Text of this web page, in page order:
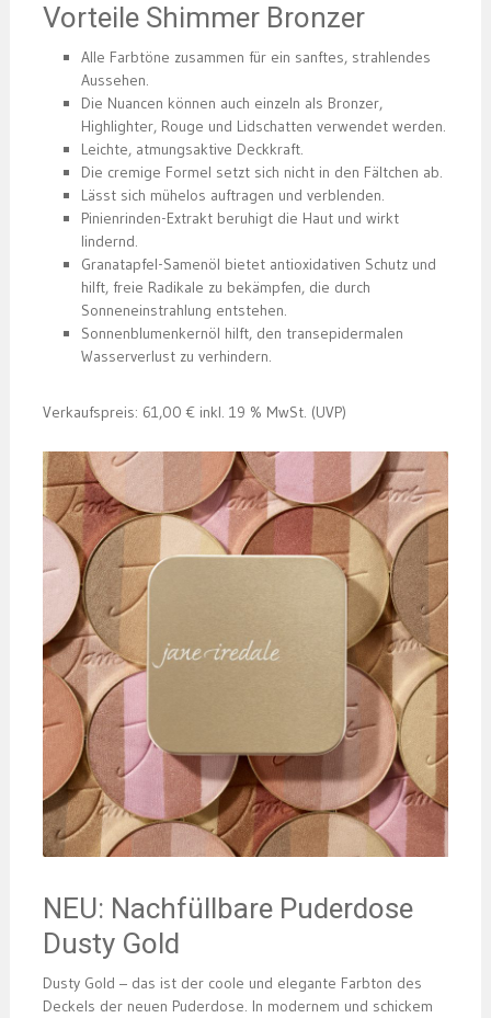
Vorteile Shimmer Bronzer
Alle Farbtöne zusammen für ein sanftes, strahlendes
Aussehen.
Die Nuancen können auch einzeln als Bronzer,
Highlighter, Rouge und Lidschatten verwendet werden.
Leichte, atmungsaktive Deckkraft.
Die cremige Formel setzt sich nicht in den Fältchen ab.
Lässt sich mühelos auftragen und verblenden.
Pinienrinden-Extrakt beruhigt die Haut und wirkt
lindernd.
Granatapfel-Samenöl bietet antioxidativen Schutz und
hilft, freie Radikale zu bekämpfen, die durch
Sonneneinstrahlung entstehen.
Sonnenblumenkernöl hilft, den transepidermalen
Wasserverlust zu verhindern.
Verkaufspreis: 61,00 € inkl. 19 % MwSt. (UVP)
NEU: Nachfüllbare Puderdose
Dusty Gold
Dusty Gold – das ist der coole und elegante Farbton des
Deckels der neuen Puderdose. In modernem und schickem